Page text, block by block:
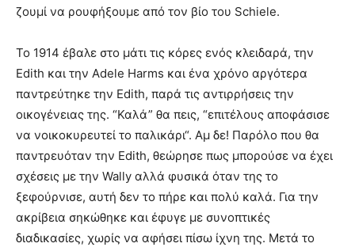
ζουμί να ρουφήξουμε από τον βίο του Schiele.
Το 1914 έβαλε στο μάτι τις κόρες ενός κλειδαρά, την
Edith και την Adele Harms και ένα χρόνο αργότερα
παντρεύτηκε την Edith, παρά τις αντιρρήσεις την
οικογένειας της. “Καλά” θα πεις, “επιτέλους αποφάσισε
να νοικοκυρευτεί το παλικάρι“. Αμ δε! Παρόλο που θα
παντρευόταν την Edith, θεώρησε πως μπορούσε να έχει
σχέσεις με την Wally αλλά φυσικά όταν της το
ξεφούρνισε, αυτή δεν το πήρε και πολύ καλά. Για την
ακρίβεια σηκώθηκε και έφυγε με συνοπτικές
διαδικασίες, χωρίς να αφήσει πίσω ίχνη της. Μετά το